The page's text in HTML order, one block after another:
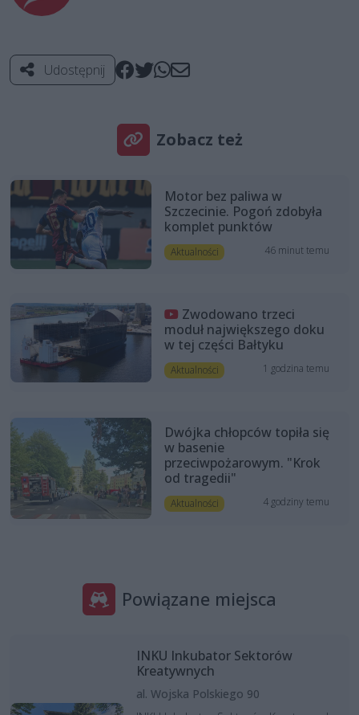
Udostępnij
Zobacz też
Motor bez paliwa w
Szczecinie. Pogoń zdobyła
komplet punktów
Aktualności 46 minut temu
Zwodowano trzeci
moduł największego doku
w tej części Bałtyku
Aktualności 1 godzina temu
Dwójka chłopców topiła się
w basenie
przeciwpożarowym. "Krok
od tragedii"
Aktualności 4 godziny temu
Powiązane miejsca
INKU Inkubator Sektorów
Kreatywnych
al. Wojska Polskiego 90